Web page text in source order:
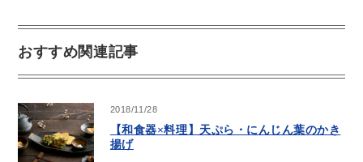
おすすめ関連記事
2018/11/28
【和食器×料理】天ぷら・にんじん葉のかき
揚げ